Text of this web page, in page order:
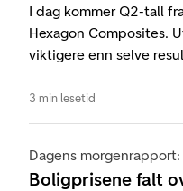
I dag kommer Q2-tall
Hexagon Composites.
viktigere enn selve
3 min lesetid
Dagens morgenrapport:
Boligprisene falt